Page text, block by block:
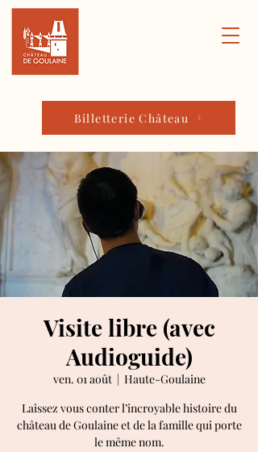
Billetterie Château
Visite libre (avec
Audioguide)
ven. 01 août
  |
Haute-Goulaine
Laissez vous conter l’incroyable histoire du
château de Goulaine et de la famille qui porte
le même nom.